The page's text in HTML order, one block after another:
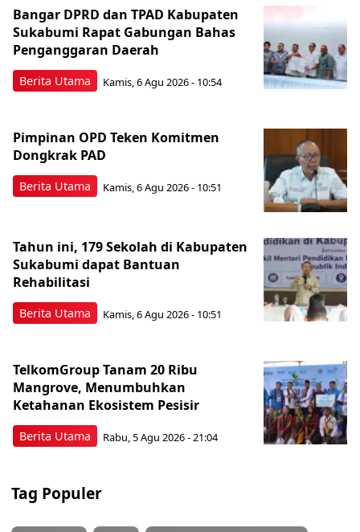
Berita Utama
Bangar DPRD dan TPAD Kabupaten
Sukabumi Rapat Gabungan Bahas
Penganggaran Daerah
Kamis, 6 Agu 2026 - 10:54
Berita Utama
Pimpinan OPD Teken Komitmen
Dongkrak PAD
Kamis, 6 Agu 2026 - 10:51
Berita Utama
Tahun ini, 179 Sekolah di Kabupaten
Sukabumi dapat Bantuan
Rehabilitasi
Kamis, 6 Agu 2026 - 10:51
Berita Utama
TelkomGroup Tanam 20 Ribu
Mangrove, Menumbuhkan
Ketahanan Ekosistem Pesisir
Rabu, 5 Agu 2026 - 21:04
Tag Populer